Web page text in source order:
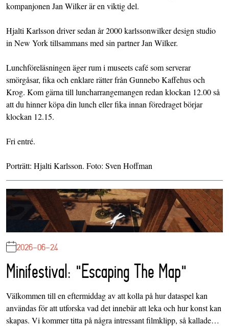
kompanjonen Jan Wilker är en viktig del.
Hjalti Karlsson driver sedan år 2000 karlssonwilker design studio
in New York tillsammans med sin partner Jan Wilker.
Lunchföreläsningen äger rum i museets café som serverar
smörgåsar, fika och enklare rätter från Gunnebo Kaffehus och
Krog. Kom gärna till luncharrangemangen redan klockan 12.00 så
att du hinner köpa din lunch eller fika innan föredraget börjar
klockan 12.15.
Fri entré.
Porträtt: Hjalti Karlsson. Foto: Sven Hoffman
2026-06-24
Minifestival: "Escaping The Map"
Välkommen till en eftermiddag av att kolla på hur dataspel kan
användas för att utforska vad det innebär att leka och hur konst kan
skapas. Vi kommer titta på några intressant filmklipp, så kallade…